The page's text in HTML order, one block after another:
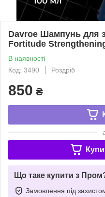
Davroe Шампунь для
Fortitude
В наявності
Код: 3490
Роздріб
850 ₴
Що таке купити з
Замовлення під